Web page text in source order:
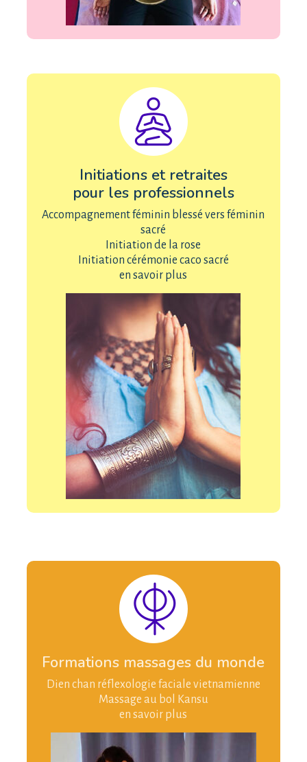
Initiations et retraites
pour les professionnels
Accompagnement féminin blessé vers féminin
sacré
Initiation de la rose
Initiation cérémonie caco sacré
en savoir plus
Formations massages du monde
Dien chan réflexologie faciale vietnamienne
Massage au bol Kansu
en savoir plus